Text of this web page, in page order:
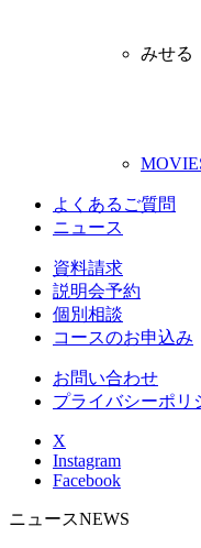
みせる
よくあるご質問
ニュース
資料請求
説明会予約
個別相談
コースのお申込み
お問い合わせ
プライバシーポリ
X
Instagram
Facebook
ニュースNEWS